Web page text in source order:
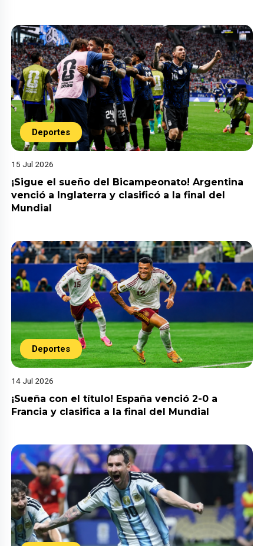
Deportes
15 Jul 2026
¡Sigue el sueño del Bicampeonato! Argentina
venció a Inglaterra y clasificó a la final del
Mundial
Deportes
14 Jul 2026
¡Sueña con el título! España venció 2-0 a
Francia y clasifica a la final del Mundial